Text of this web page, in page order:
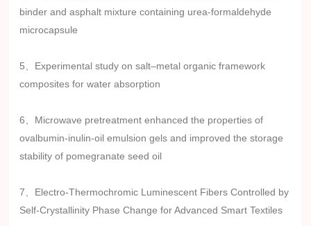
binder and asphalt mixture containing urea-formaldehyde
microcapsule
5、Experimental study on salt–metal organic framework
composites for water absorption
6、Microwave pretreatment enhanced the properties of
ovalbumin-inulin-oil emulsion gels and improved the storage
stability of pomegranate seed oil
7、Electro-Thermochromic Luminescent Fibers Controlled by
Self-Crystallinity Phase Change for Advanced Smart Textiles